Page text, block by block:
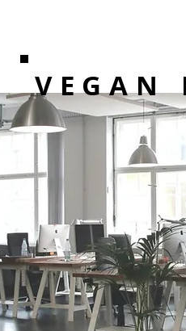
VEGAN